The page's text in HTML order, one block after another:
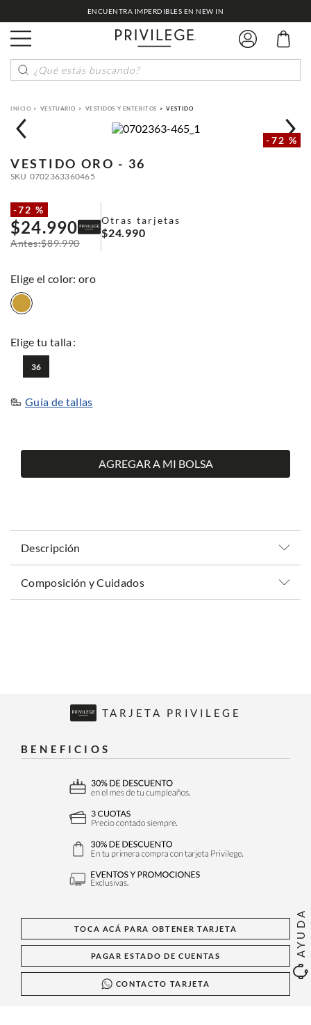
AYUDA
ENCUENTRA IMPERDIBLES EN NEW IN
¿Qué estás buscando?
VESTUARIO VESTIDOS Y ENTERITOS VESTIDO
-72 %
VESTIDO ORO - 36
SKU 0702363360465
-72 %
$24.990
$89.990
Otras tarjetas
$24.990
: oro
36
Guía de tallas
AGREGAR A MI BOLSA
Descripción
Composición y Cuidados
TARJETA PRIVILEGE
BENEFICIOS
TOCA ACÁ PARA OBTENER TARJETA
PAGAR ESTADO DE CUENTAS
CONTACTO TARJETA